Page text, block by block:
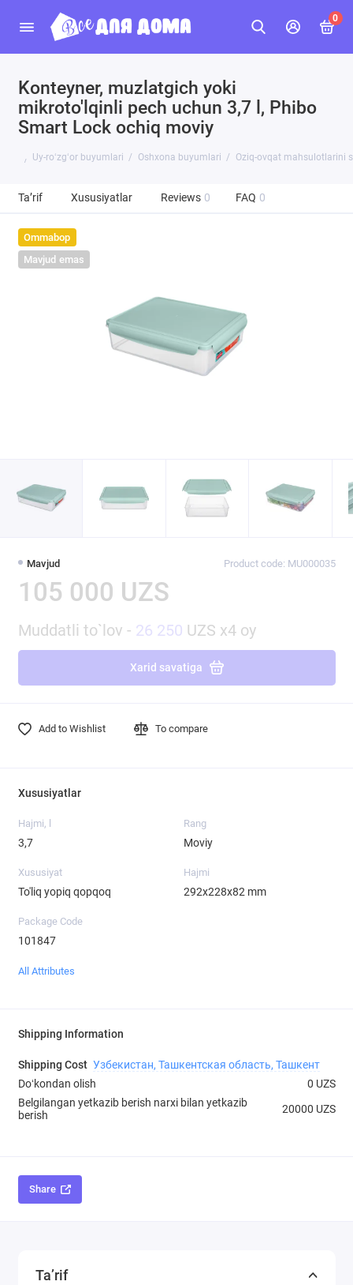
0
Konteyner, muzlatgich yoki
mikroto'lqinli pech uchun 3,7 l, Phibo
Smart Lock ochiq moviy
Uy-roʻzgʻor buyumlari Oshxona buyumlari Oziq-ovqat mahsulotlarini
Ta’rif Xususiyatlar Reviews 0 FAQ 0
Ommabop
Mavjud emas
Mavjud Product code: MU000035
105 000 UZS
Muddatli to`lov - 26 250 UZS x4 oy
Xarid savatiga
Add to Wishlist To compare
Xususiyatlar
Hajmi, l
3,7
Rang
Moviy
Xususiyat
To'liq yopiq qopqoq
Hajmi
292x228x82 mm
Package Code
101847
All Attributes
Shipping Information
Shipping Cost Узбекистан, Ташкентская область, Ташкент
Doʻkondan olish
0 UZS
Belgilangan yetkazib berish narxi bilan yetkazib
berish
20000 UZS
Share
Ta’rif